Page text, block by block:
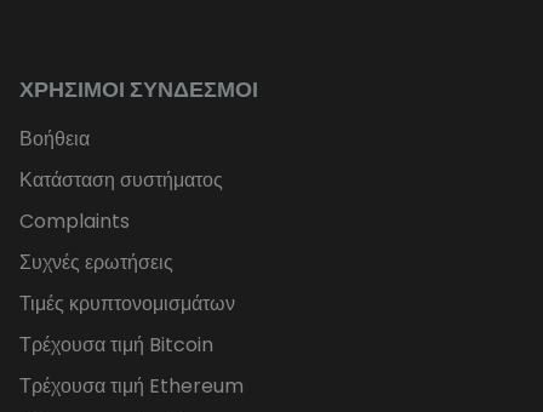
ΧΡΉΣΙΜΟΙ ΣΎΝΔΕΣΜΟΙ
Βοήθεια
Κατάσταση συστήματος
Complaints
Συχνές ερωτήσεις
Τιμές κρυπτονομισμάτων
Τρέχουσα τιμή Bitcoin
Τρέχουσα τιμή Ethereum